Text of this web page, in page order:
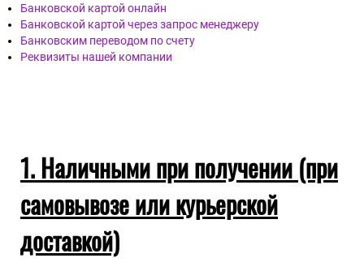
Банковской картой онлайн
Банковской картой через запрос менеджеру
Банковским переводом по счету
Реквизиты нашей компании
1. Наличными при получении (при
самовывозе или курьерской
доставкой)